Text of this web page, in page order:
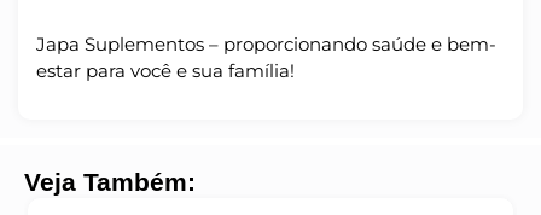
Japa Suplementos – proporcionando saúde e bem-
estar para você e sua família!
Veja Também: